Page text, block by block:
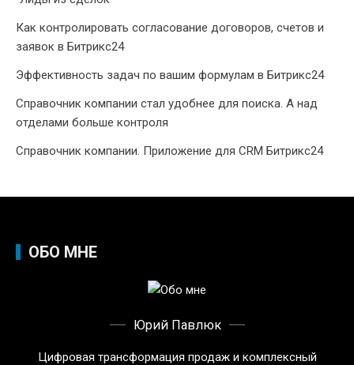
Как контролировать согласование договоров, счетов и
заявок в Битрикс24
Эффективность задач по вашим формулам в Битрикс24
Справочник компании стал удобнее для поиска. А над
отделами больше контроля
Справочник компании. Приложение для CRM Битрикс24
ОБО МНЕ
Юрий Павлюк
Цифровая трансформация продаж и комплексный